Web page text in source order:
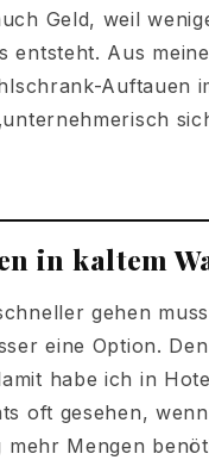
Geld, weil
entsteht. Aus
Auftauen
in kaltem
gehen
eine Option. Den
habe ich in
oft gesehen, wenn
Mengen